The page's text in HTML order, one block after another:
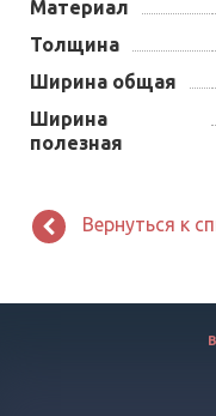
Материал
Толщина
Ширина общая
Ширина
полезная
Вернуться к